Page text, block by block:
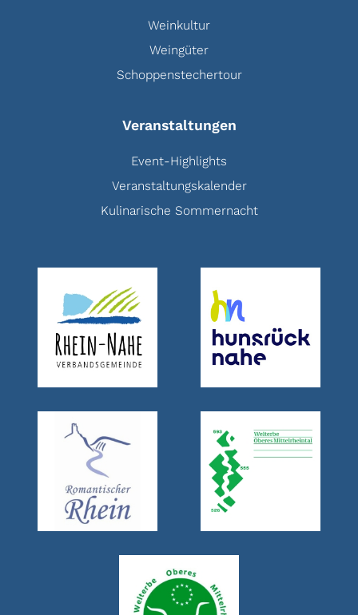
Weinkultur
Weingüter
Schoppenstechertour
Veranstaltungen
Event-Highlights
Veranstaltungskalender
Kulinarische Sommernacht